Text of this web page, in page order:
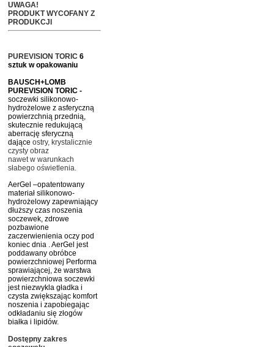
UWAGA!
PRODUKT WYCOFANY Z
PRODUKCJI
PUREVISION TORIC 6
sztuk w opakowaniu
BAUSCH+LOMB
PUREVISION TORIC -
soczewki silikonowo-
hydrożelowe z asferyczną
powierzchnią przednią,
skutecznie redukującą
aberrację sferyczną
dające ostry, krystalicznie
czysty obraz
nawet w warunkach
słabego oświetlenia.
AerGel –opatentowany
materiał silikonowo-
hydrożelowy zapewniający
dłuższy czas noszenia
soczewek, zdrowe
pozbawione
zaczerwienienia oczy pod
koniec dnia . AerGel jest
poddawany obróbce
powierzchniowej Performa
sprawiającej, że warstwa
powierzchniowa soczewki
jest niezwykla gładka i
czysta zwiększając komfort
noszenia i zapobiegając
odkładaniu się złogów
białka i lipidów.
Dostępny zakres